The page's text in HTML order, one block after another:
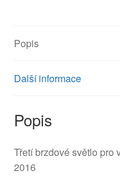
Popis
Další informace
Popis
Třetí brzdové světlo pro
2016